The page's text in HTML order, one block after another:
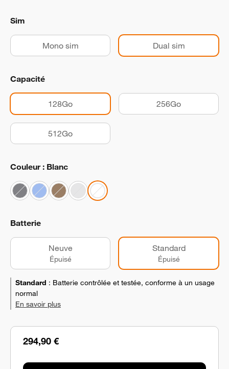
294,90 €
Sim
Mono sim Dual sim
Capacité
128Go 256Go
512Go
Couleur : Blanc
Batterie
Neuve
Épuisé
Standard
Épuisé
Standard : Batterie contrôlée et testée, conforme à un usage
normal
En savoir plus